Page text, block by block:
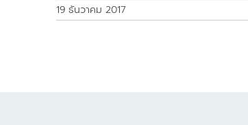
19 ธันวาคม 2017